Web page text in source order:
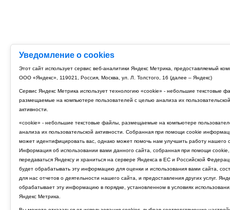
Уведомление о cookies
Этот сайт использует сервис веб-аналитики Яндекс Метрика, предоставляемый
ООО «Яндекс», 119021, Россия, Москва, ул. Л. Толстого, 16 (далее – Яндекс)
Сервис Яндекс Метрика использует технологию «cookie» - небольшие текстовые
размещаемые на компьютере пользователей с целью анализа их пользовательской
активности.
«cookie» - небольшие текстовые файлы, размещаемые на компьютере
анализа их пользовательской активности. Собранная при помощи cookie
может идентифицировать вас, однако может помочь нам улучшить работу нашего
Информация об использовании вами данного сайта, собранная при помощи cookie,
передаваться Яндексу и храниться на сервере Яндекса в ЕС и Российской
будет обрабатывать эту информацию для оценки и использования вами сайта,
для нас отчетов о деятельности нашего сайта, и предоставления других услуг.
обрабатывает эту информацию в порядке, установленном в условиях
Яндекс Метрика.